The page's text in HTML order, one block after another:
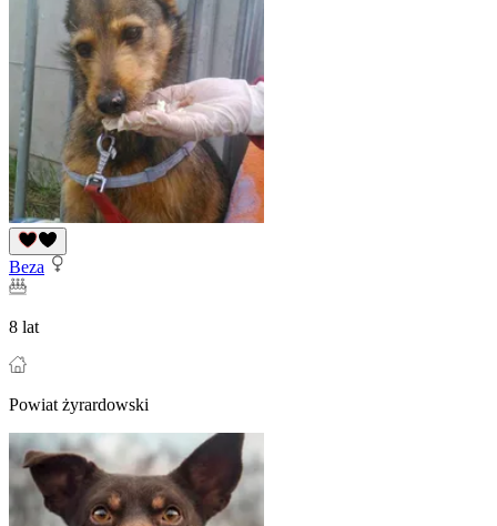
Beza
8 lat
Powiat żyrardowski